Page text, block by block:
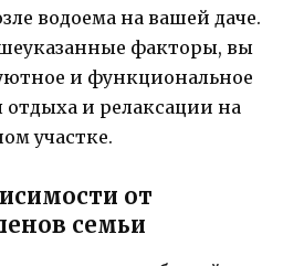
водоема на вашей даче.
факторы, вы
и функциональное
отдыха и релаксации на
участке.
от
семьи